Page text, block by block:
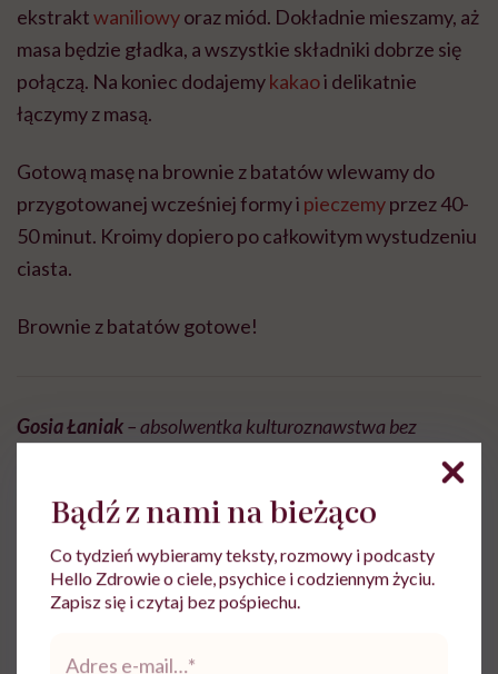
ekstraktwaniliowyoraz miód. Dokładnie mieszamy, aż
masa będzie gładka, a wszystkie składniki dobrze się
połączą. Na koniec dodajemykakaoi delikatnie
łączymy z masą.
Gotową masę na brownie z batatów wlewamy do
przygotowanej wcześniej formy i pieczemyprzez 40-
50 minut. Kroimy dopiero po całkowitym wystudzeniu
ciasta.
Brownie z batatów gotowe!
Gosia Łaniak– absolwentka kulturoznawstwa bez
pamięci zakochana w fotografii kulinarnej. Miłośniczka
aktywności fizycznej. W kuchni niepoprawna hedonistka,
poza nią realistka ze skłonnością do snucia wielkich
marzeń. Autorka bloga kulinarno-fotograficznego Modern
Taste.
Bądź z nami na bieżąco
Co tydzień wybieramy teksty, rozmowy i podcasty
Hello Zdrowie o ciele, psychice i codziennym życiu.
Zapisz się i czytaj bez pośpiechu.